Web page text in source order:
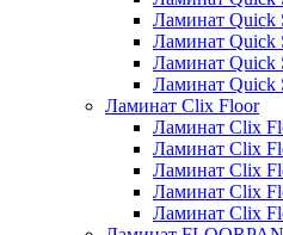
Ламинат Quick
Ламинат Quick
Ламинат Quick
Ламинат Quick
Ламинат Clix Floor
Ламинат Clix
Ламинат Clix
Ламинат Clix
Ламинат Clix
Ламинат Clix